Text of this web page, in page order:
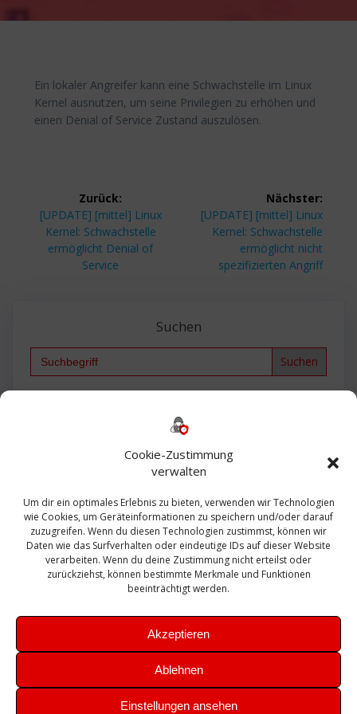
Cookie-Zustimmung
verwalten
Um dir ein optimales Erlebnis zu bieten, verwenden wir Technologien
wie Cookies, um Geräteinformationen zu speichern und/oder darauf
zuzugreifen. Wenn du diesen Technologien zustimmst, können wir
Daten wie das Surfverhalten oder eindeutige IDs auf dieser Website
verarbeiten. Wenn du deine Zustimmung nicht erteilst oder
zurückziehst, können bestimmte Merkmale und Funktionen
beeinträchtigt werden.
Akzeptieren
Ablehnen
Einstellungen ansehen
Ein lokaler Angreifer kann eine Schwachstelle im Linux
Kernel ausnutzen, um seine Privilegien zu erhöhen und
einen Denial of Service Zustand auszulösen.
Beitragsnavigation
Zurück:
Vorheriger
Beitrag:
[UPDATE] [mittel] Linux
Kernel: Schwachstelle
ermöglicht Denial of
Service
Nächster:
Nächster
Beitrag:
[UPDATE] [mittel] Linux
Kernel: Schwachstelle
ermöglicht nicht
spezifizierten Angriff
Suchen
Search
Bautagebuch
Exchange firewall Fritzbox
Microsoft
Sanierung SBS Security Server Sicherheit
Sicherung SIEM Sophos SSL Ubuntu
Update Upgrade UTM VCenter VCSA Veeam
VMWare VPN WAZUH Windows
Zertifikat